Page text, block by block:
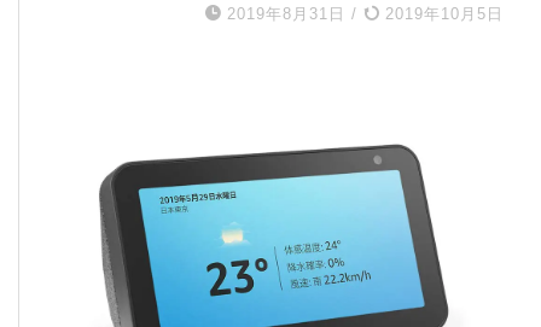
2019年8月31日 / 2019年10月5日